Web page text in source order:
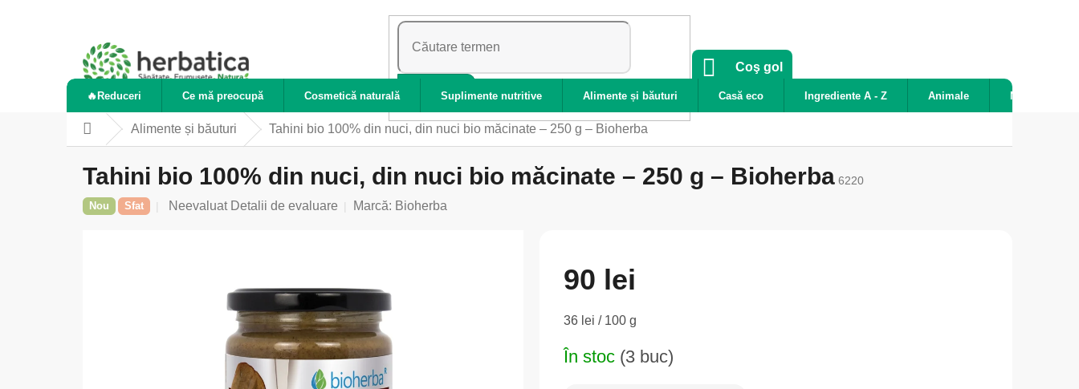
CĂUTARE
COŞ
CUMPĂRĂTURI
Coş gol
🔥Reduceri Ce mă preocupă Cosmetică naturală Suplimente nutritive Alimente și băuturi Casă eco Ingrediente A - Z Animale Noutăți
AcasăAlimente și băuturi Tahini bio 100% din nuci, din nuci bio măcinate – 250 g – Bioherba
Tahini bio 100% din nuci, din nuci bio măcinate – 250 g – Bioherba 6220
Nou Sfat
Evaluarea
Neevaluat Detalii de evaluare Marcă: Bioherba
90 lei
Evaluare
36 lei / 100 g
În stoc (3 buc)